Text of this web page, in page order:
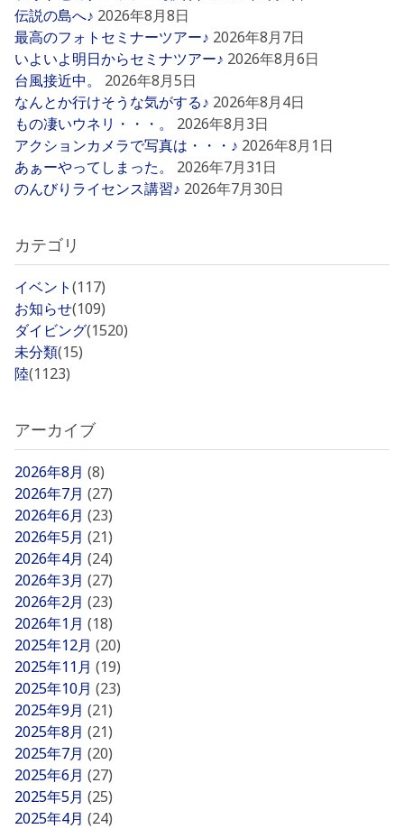
伝説の島へ♪ 2026年8月8日
最高のフォトセミナーツアー♪ 2026年8月7日
いよいよ明日からセミナツアー♪ 2026年8月6日
台風接近中。
2026年8月5日
なんとか行けそうな気がする♪ 2026年8月4日
もの凄いウネリ・・・。
2026年8月3日
アクションカメラで写真は・・・♪ 2026年8月1日
あぁーやってしまった。
2026年7月31日
のんびりライセンス講習♪ 2026年7月30日
カテゴリ
イベント(117)
お知らせ(109)
ダイビング(1520)
未分類(15)
陸(1123)
アーカイブ
2026年8月 (8)
2026年7月 (27)
2026年6月 (23)
2026年5月 (21)
2026年4月 (24)
2026年3月 (27)
2026年2月 (23)
2026年1月 (18)
2025年12月 (20)
2025年11月 (19)
2025年10月 (23)
2025年9月 (21)
2025年8月 (21)
2025年7月 (20)
2025年6月 (27)
2025年5月 (25)
2025年4月 (24)